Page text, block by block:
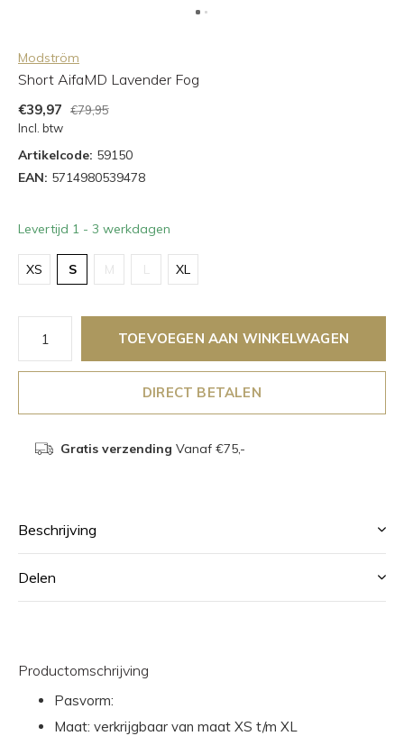
Modström
Short AifaMD Lavender Fog
€39,97
€79,95
Incl. btw
Artikelcode: 59150
EAN: 5714980539478
Levertijd 1 - 3 werkdagen
XS S M L XL
TOEVOEGEN AAN WINKELWAGEN
DIRECT BETALEN
Gratis verzending Vanaf €75,-
Beschrijving
Delen
Productomschrijving
Pasvorm:
Maat: verkrijgbaar van maat XS t/m XL